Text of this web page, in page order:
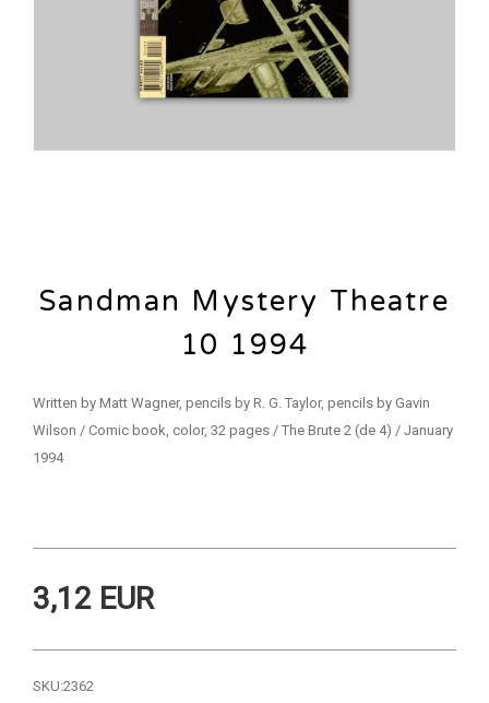
Sandman Mystery Theatre
10 1994
Written by Matt Wagner, pencils by R. G. Taylor, pencils by Gavin
Wilson / Comic book, color, 32 pages / The Brute 2 (de 4) / January
1994
3,12 EUR
SKU:2362